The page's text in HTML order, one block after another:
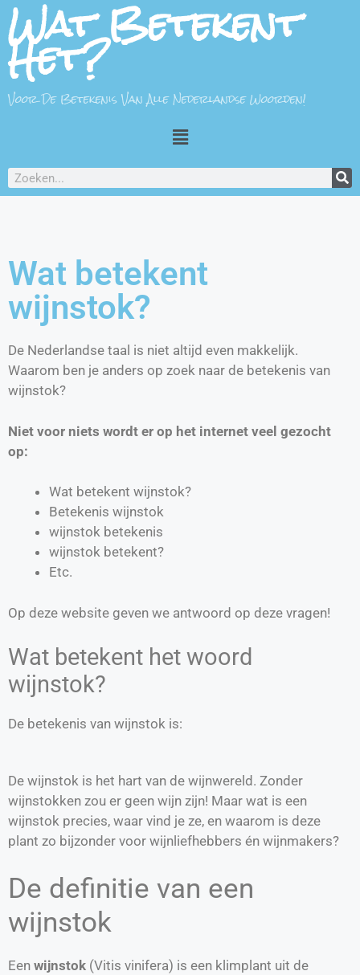
Wat Betekent
Het?
Voor De Betekenis Van Alle Nederlandse Woorden!
Wat betekent
wijnstok?
De Nederlandse taal is niet altijd even makkelijk.
Waarom ben je anders op zoek naar de betekenis van
wijnstok?
Niet voor niets wordt er op het internet veel gezocht
op:
Wat betekent wijnstok?
Betekenis wijnstok
wijnstok betekenis
wijnstok betekent?
Etc.
Op deze website geven we antwoord op deze vragen!
Wat betekent het woord
wijnstok?
De betekenis van wijnstok is:
De wijnstok is het hart van de wijnwereld. Zonder
wijnstokken zou er geen wijn zijn! Maar wat is een
wijnstok precies, waar vind je ze, en waarom is deze
plant zo bijzonder voor wijnliefhebbers én wijnmakers?
De definitie van een
wijnstok
Een wijnstok (Vitis vinifera) is een klimplant uit de